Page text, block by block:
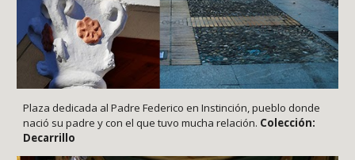
Plaza dedicada al Padre Federico en Instinción, pueblo donde
nació su padre y con el que tuvo mucha relación. Colección:
Decarrillo